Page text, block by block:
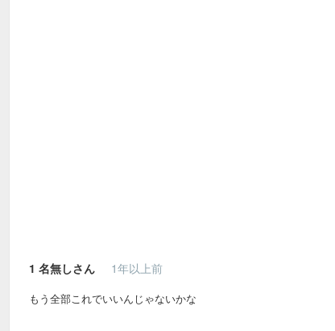
1 名無しさん 1年以上前
もう全部これでいいんじゃないかな